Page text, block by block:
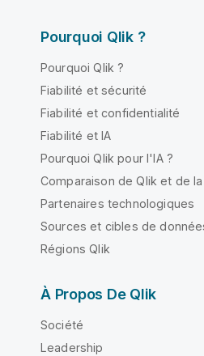
Pourquoi Qlik ?
Pourquoi Qlik ?
Fiabilité et sécurité
Fiabilité et confidentialité
Fiabilité et IA
Pourquoi Qlik pour l'IA ?
Comparaison de Qlik et de
Partenaires technologiques
Sources et cibles de
Régions Qlik
À Propos De Qlik
Société
Leadership